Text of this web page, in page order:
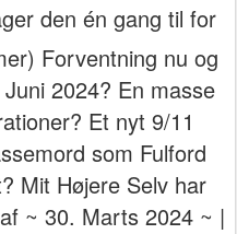
den én gang til for
Forventning nu og
2024? En masse
Et nyt 9/11
som Fulford
Mit Højere Selv har
~ 30. Marts 2024 ~ |